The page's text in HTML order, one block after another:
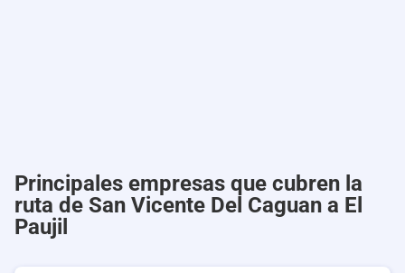
Principales empresas que cubren la
ruta de San Vicente Del Caguan a El
Paujil